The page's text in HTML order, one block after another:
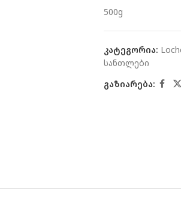
500g
კატეგორია:
სანთლები
გაზიარება: